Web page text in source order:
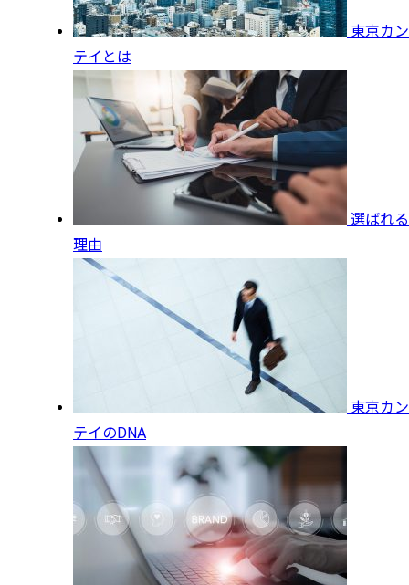
東京カン
テイとは
選ばれる
理由
東京カン
テイのDNA